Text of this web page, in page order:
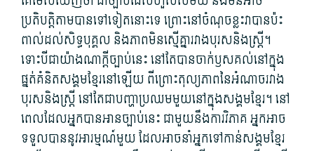
ប្រតិបត្តិ​តាម​បាន​ទៅទៀត​នោះ​ទេ ព្រោះ​នៅ​ចំណុច​ខ្លះ​វា​បាន​ប៉ះ
ពាល់​ដល់​សិទ្ធ​បុគ្គល និង​ភាព​មិន​ស្មើគ្នា​រវាង​បុរស​និង​ស្ត្រី។
ទោះបីជា​យ៉ាងណា​ក្តី​ច្បាប់​នេះ នៅតែ​បាន​​ចាក់ឫស​គល់​នៅ​ក្នុង​
ផ្នត់គំនិត​សង្គម​ខ្មែរ​នៅឡើយ ពីព្រោះ​តុល្យភាព​នៃ​អំណាច​រវាង​
បុរស​និង​ស្ត្រី នៅតែ​ជា​បញ្ហា​ប្រឈម​មួយ​នៅ​ក្នុង​សង្គម​ខ្មែរ។ នៅ​
ពេល​ដែល​អ្នក​បាន​អាន​ច្បាប់​នេះ ជាមួយ​នឹង​ការវិភាគ អ្នក​អាច​
ទទួល​បាន​នូវ​អារម្មណ៍​មួយ ដែល​អាច​នាំ​អ្នក​ទៅកាន់​សង្គម​ខ្មែរ​